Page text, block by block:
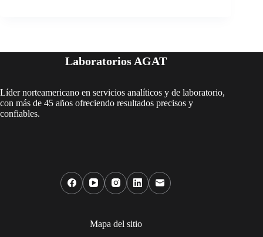
Laboratorios AGAT
Líder norteamericano en servicios analíticos y de laboratorio,
con más de 45 años ofreciendo resultados precisos y
confiables.
Mapa del sitio